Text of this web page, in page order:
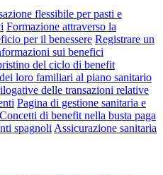
flessibile per pasti e
Formazione attraverso la
per il benessere Registrare un
sui benefici
del ciclo di benefit
loro familiari al piano sanitario
delle transazioni relative
Pagina di gestione sanitaria e
Concetti di benefit nella busta paga
spagnoli Assicurazione sanitaria